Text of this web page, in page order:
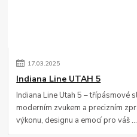
17.03.2025
Indiana Line UTAH 5
Indiana Line Utah 5 – třípásmové
moderním zvukem a precizním
výkonu, designu a emocí pro váš